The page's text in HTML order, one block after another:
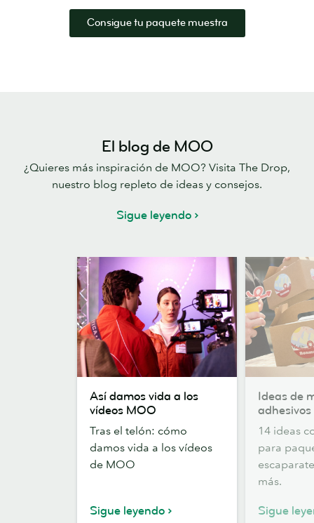
Consigue tu paquete muestra
El blog de MOO
¿Quieres más inspiración de MOO? Visita The Drop,
nuestro blog repleto de ideas y consejos.
Sigue leyendo
damos
vida
los
vídeos
Así damos vida a los
vídeos MOO
Tras el telón: cómo
damos vida a los vídeos
de MOO
Sigue leyendo
marketing
con
adhesivos
Ideas de
adhesivos
14 ideas
para
más.
Sigue